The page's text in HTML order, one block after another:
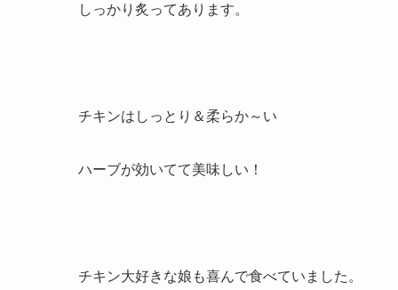
しっかり炙ってあります。
チキンはしっとり＆柔らか～い
ハーブが効いてて美味しい！
チキン大好きな娘も喜んで食べていました。